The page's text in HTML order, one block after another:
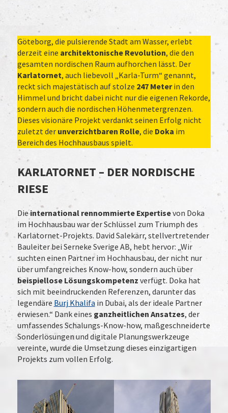
Göteborg, die pulsierende Stadt am Wasser, erlebt
derzeit eine architektonische Revolution, die den
gesamten nordischen Raum aufhorchen lässt. Der
Karlatornet, auch liebevoll „Karla-Turm“ genannt,
reckt sich majestätisch auf stolze 247 Meterin den
Himmel und bricht dabei nicht nur die eigenen Rekorde,
sondern auch die nordischen Höhenmetergrenzen.
Dieses visionäre Projekt verdankt seinen Erfolg nicht
zuletzt der unverzichtbaren Rolle, die Doka im
Bereich des Hochhausbaus spielt.
KARLATORNET – DER NORDISCHE
RIESE
Dieinternational rennommierte Expertisevon Doka
im Hochhausbau war der Schlüssel zum Triumph des
Karlatornet-Projekts. David Salekärr, stellvertretender
Bauleiter bei Serneke Sverige AB, hebt hervor: „Wir
suchten einen Partner im Hochhausbau, der nicht nur
über umfangreiches Know-how, sondern auch über
beispiellose Lösungskompetenz verfügt. Doka hat
sich mit beeindruckenden Referenzen, darunter das
legendäre Burj Khalifain Dubai, als der ideale Partner
erwiesen.“ Dank eines ganzheitlichen Ansatzes, der
umfassendes Schalungs-Know-how, maßgeschneiderte
Sonderlösungen und digitale Planungswerkzeuge
vereinte, wurde die Umsetzung dieses einzigartigen
Projekts zum vollen Erfolg.